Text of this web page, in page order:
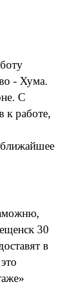
- Хума.
С
к работе,
30
в